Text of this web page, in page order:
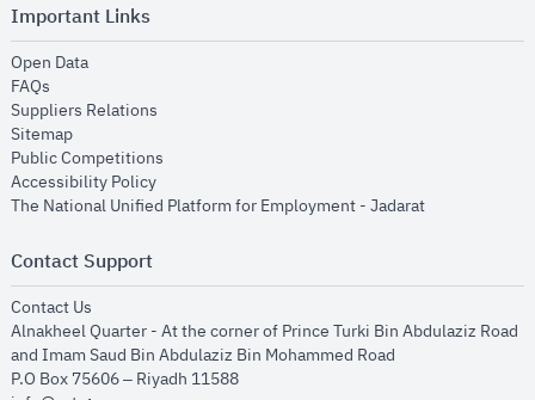
Important Links
Open Dataopens in new window
FAQs
Suppliers Relations
Sitemapopens in new window
Public Competitions
Accessibility Policyopens in new window
The National Unified Platform for Employment - Jadaratopens in new
Contact Support
Contact Us
Alnakheel Quarter - At the corner of Prince Turki Bin Abdulaziz Road
and Imam Saud Bin Abdulaziz Bin Mohammed Road​
P.O Box 75606 – Riyadh 11588